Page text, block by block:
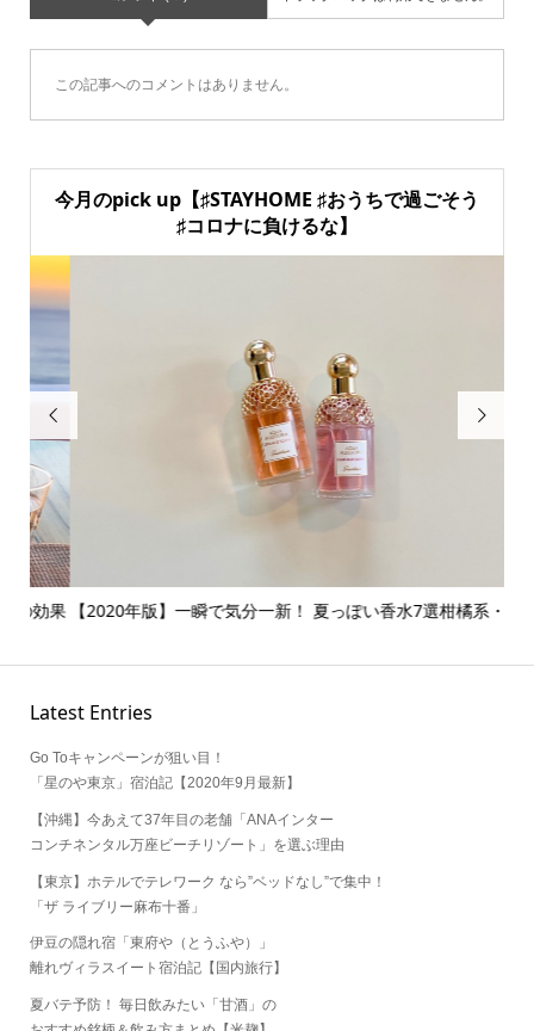
この記事へのコメントはありません。
今月のpick up【♯STAYHOME ♯おうちで過ごそう
♯コロナに負けるな】

【2020年版】一瞬で気分一新！ 夏っぽい香水7選柑橘系・フ...

Latest Entries
Go Toキャンペーンが狙い目！
「星のや東京」宿泊記【2020年9月最新】
【沖縄】今あえて37年目の老舗「ANAインター
コンチネンタル万座ビーチリゾート」を選ぶ理由
【東京】ホテルでテレワーク なら”ベッドなし”で集中！
「ザ ライブリー麻布十番」
伊豆の隠れ宿「東府や（とうふや）」
離れヴィラスイート宿泊記【国内旅行】
夏バテ予防！ 毎日飲みたい「甘酒」の
おすすめ銘柄＆飲み方まとめ【米麹】